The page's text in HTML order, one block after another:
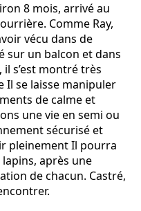
8 mois, arrivé au
Comme Ray,
vécu dans de
sur un balcon et dans
s’est montré très
Il se laisse manipuler
de calme et
une vie en semi ou
sécurisé et
pleinement Il pourra
lapins, après une
de chacun. Castré,